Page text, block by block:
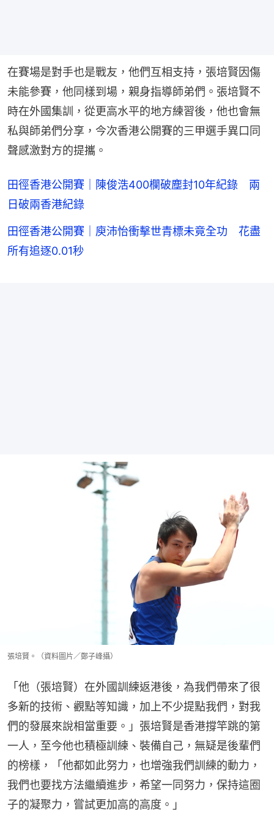
在賽場是對手也是戰友，他們互相支持，張培賢因傷
未能參賽，他同樣到場，親身指導師弟們。張培賢不
時在外國集訓，從更高水平的地方練習後，他也會無
私與師弟們分享，今次香港公開賽的三甲選手異口同
聲感激對方的提攜。
田徑香港公開賽｜陳俊浩400欄破塵封10年紀錄 兩
日破兩香港紀錄
田徑香港公開賽｜庾沛怡衝擊世青標未竟全功 花盡
所有追逐0.01秒
張培賢。（資料圖片／鄭子峰攝）
「他（張培賢）在外國訓練返港後，為我們帶來了很
多新的技術、觀點等知識，加上不少提點我們，對我
們的發展來說相當重要。」張培賢是香港撐竿跳的第
一人，至今他也積極訓練、裝備自己，無疑是後輩們
的榜樣，「他都如此努力，也增強我們訓練的動力，
我們也要找方法繼續進步，希望一同努力，保持這圈
子的凝聚力，嘗試更加高的高度。」